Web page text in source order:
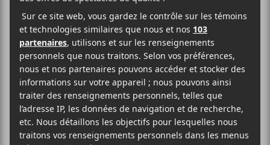
Amy Shark
2018-03-09 @ 20:00- 23:0021.75$
AJOUTER AU CALENDRIER
DÉTAILS LIEU